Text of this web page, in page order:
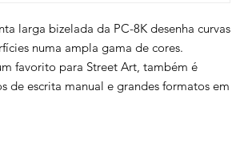
larga bizelada da PC-8K desenha curvas
numa ampla gama de cores.
favorito para Street Art, também é
de escrita manual e grandes formatos em